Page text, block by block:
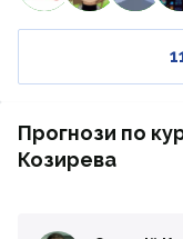
Прогнози по
Козирева